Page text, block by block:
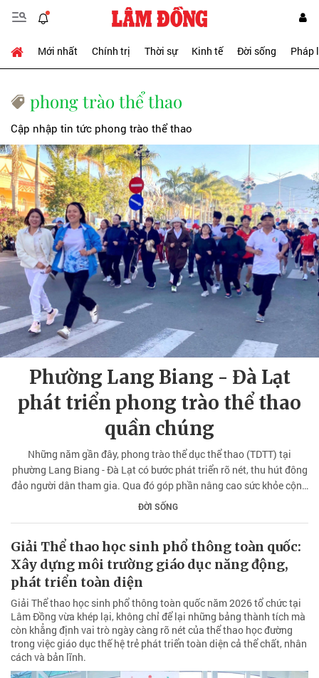
Mới nhất Chính trị Thời sự Kinh tế Đời sống Pháp
phong trào thể thao
Cập nhập tin tức phong trào thể thao
Phường Lang Biang - Đà Lạt
phát triển phong trào thể thao
quần chúng
Những năm gần đây, phong trào thể dục thể thao (TDTT) tại
phường Lang Biang - Đà Lạt có bước phát triển rõ nét, thu hút đông
đảo người dân tham gia. Qua đó góp phần nâng cao sức khỏe cộng
đồng, xây dựng đời sống văn hóa, tăng cường sự gắn kết trong khu
ĐỜI SỐNG
Giải Thể thao học sinh phổ thông toàn quốc:
Xây dựng môi trường giáo dục năng động,
phát triển toàn diện
Giải Thể thao học sinh phổ thông toàn quốc năm 2026 tổ chức tại
Lâm Đồng vừa khép lại, không chỉ để lại những bảng thành tích mà
còn khẳng định vai trò ngày càng rõ nét của thể thao học đường
trong việc giáo dục thế hệ trẻ phát triển toàn diện cả thể chất, nhân
cách và bản lĩnh.